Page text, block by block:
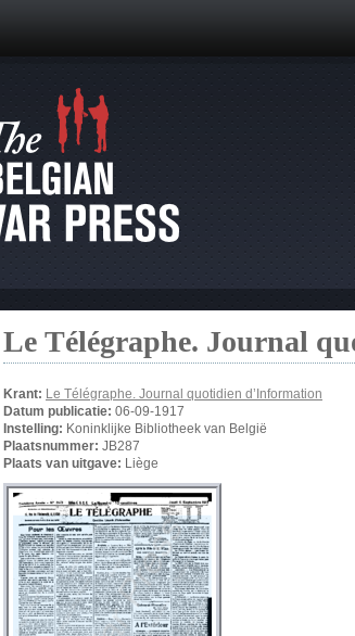
Le Télégraphe. Journal
Krant: Le Télégraphe. Journal quotidien d’Information
Datum publicatie: 06-09-1917
Instelling: Koninklijke Bibliotheek van België
Plaatsnummer: JB287
Plaats van uitgave: Liège